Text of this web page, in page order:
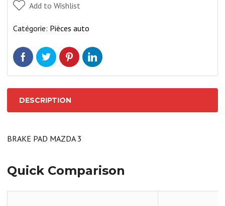
Add to Wishlist
Catégorie: Pièces auto
DESCRIPTION
BRAKE PAD MAZDA 3
Quick Comparison